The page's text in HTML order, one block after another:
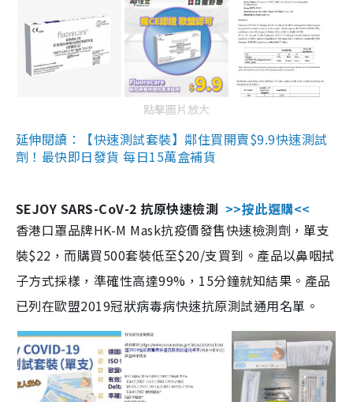
點擊圖片放大
延伸閱讀：【快速測試套裝】鄰住買開賣$9.9快速測試
劑！最快即日發貨 每日15萬盒補貨
SEJOY SARS-CoV-2 抗原快速檢測 >>按此選購<<
香港口罩品牌HK-M Mask抗疫價發售快速檢測劑，單支
裝$22，而購買500套裝低至$20/支買到。產品以鼻咽拭
子方式採樣，準確性高達99%，15分鐘就知結果。產品
已列在歐盟2019冠狀病毒病快速抗原測試通用名單。